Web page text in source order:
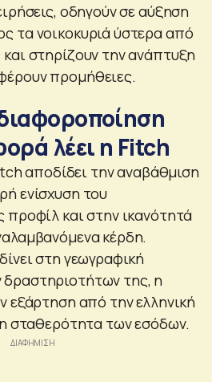
οδηγούν σε αύξηση
τα νοικοκυριά ύστερα από
στηρίζουν την ανάπτυξη
προμήθειες.
λέει η Fitch
αποδίδει την αναβάθμιση
ενίσχυση του
προφίλ και στην ικανότητά
κέρδη.
στη γεωγραφική
της, η
εξάρτηση από την ελληνική
σταθερότητα των εσόδων.